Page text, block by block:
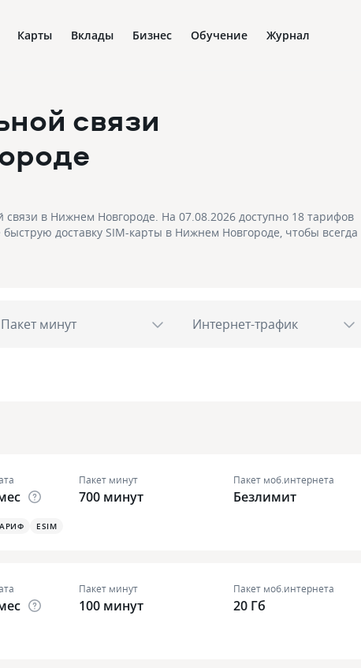
Карты Вклады Бизнес Обучение Журнал
связи
в Нижнем Новгороде. На 07.08.2026 доступно 18 тарифов
доставку SIM-карты в Нижнем Новгороде, чтобы всегда
Пакет минут Интернет-трафик
Пакет минут
700 минут
Пакет моб.интернета
Безлимит
ESIM
Пакет минут
100 минут
Пакет моб.интернета
20 Гб